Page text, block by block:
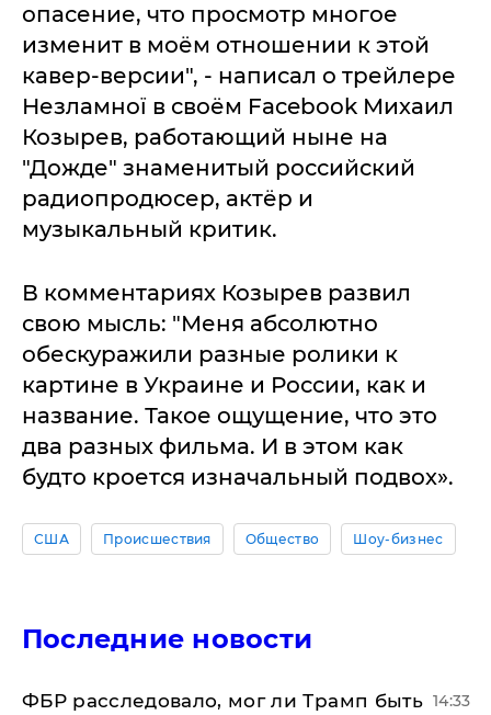
опасение, что просмотр многое
изменит в моём отношении к этой
кавер-версии", - написал о трейлере
Незламної в своём Facebook Михаил
Козырев, работающий ныне на
"Дожде" знаменитый российский
радиопродюсер, актёр и
музыкальный критик.
В комментариях Козырев развил
свою мысль: "Меня абсолютно
обескуражили разные ролики к
картине в Украине и России, как и
название. Такое ощущение, что это
два разных фильма. И в этом как
будто кроется изначальный подвох».
США Происшествия Общество Шоу-бизнес
Последние новости
ФБР расследовало, мог ли Трамп быть 14:33